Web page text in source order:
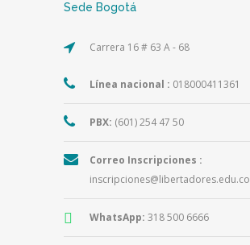
Sede Bogotá
Carrera 16 # 63 A - 68
Línea nacional : 018000411361
PBX: (601) 254 47 50
Correo Inscripciones :
inscripciones@libertadores.edu.co
WhatsApp: 318 500 6666